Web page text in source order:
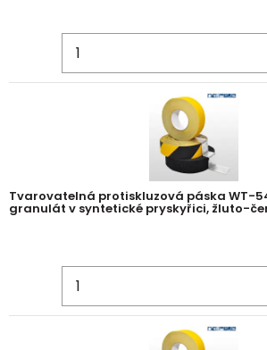
Tvarovatelná protiskluzová páska WT-
granulát v syntetické pryskyřici, žluto-